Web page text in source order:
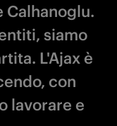
Calhanoglu.
siamo
L'Ajax è
con
lavorare e